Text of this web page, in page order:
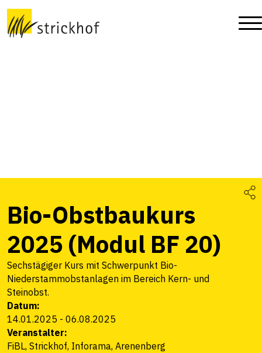
Bio-Obstbaukurs
2025 (Modul BF 20)
Sechstägiger Kurs mit Schwerpunkt Bio-
Niederstammobstanlagen im Bereich Kern- und
Steinobst.
Datum:
14.01.2025 - 06.08.2025
Veranstalter:
FiBL, Strickhof, Inforama, Arenenberg